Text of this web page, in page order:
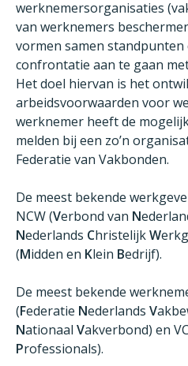
werknemersorganisaties
van werknemers
vormen samen standpunten
confrontatie aan te gaan
Het doel hiervan is het
arbeidsvoorwaarden voor
werknemer heeft de
melden bij een zo’n
Federatie van Vakbonden.
De meest bekende
NCW (Verbond van N
Nederlands ChristelijkW
(Midden en Klein Bedrijf).
De meest bekende
(Federatie Nederlands V
Nationaal Vakverbond) en
Professionals).